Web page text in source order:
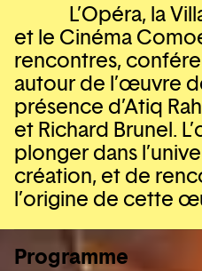
L’Opéra, la
et le Cinéma
rencontres,
autour de l’œuvre
présence d’Atiq
et Richard Brunel.
plonger dans
création, et de
l’origine de cette
Programme